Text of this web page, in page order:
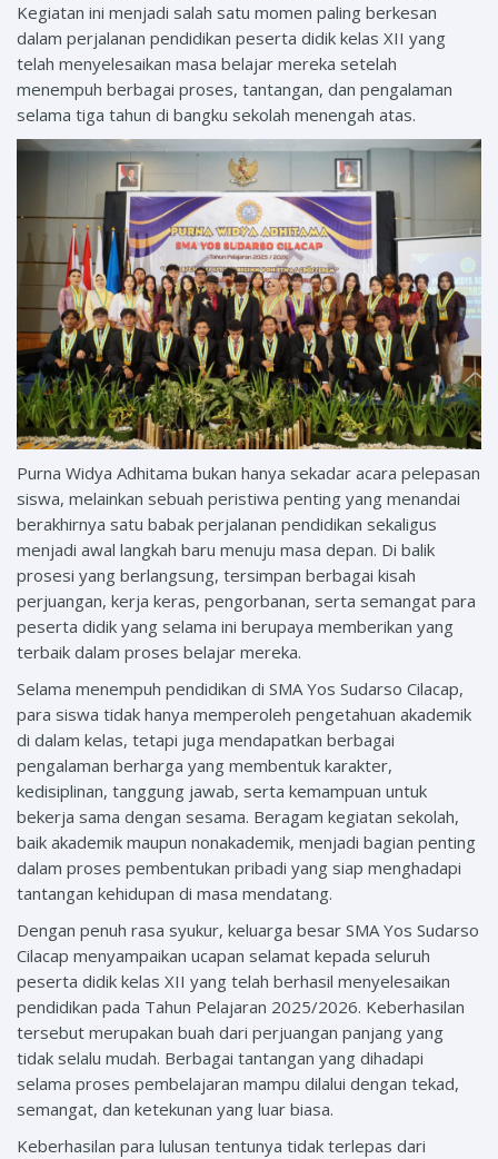
Kegiatan ini menjadi salah satu momen paling berkesan
dalam perjalanan pendidikan peserta didik kelas XII yang
telah menyelesaikan masa belajar mereka setelah
menempuh berbagai proses, tantangan, dan pengalaman
selama tiga tahun di bangku sekolah menengah atas.
Purna Widya Adhitama bukan hanya sekadar acara pelepasan
siswa, melainkan sebuah peristiwa penting yang menandai
berakhirnya satu babak perjalanan pendidikan sekaligus
menjadi awal langkah baru menuju masa depan. Di balik
prosesi yang berlangsung, tersimpan berbagai kisah
perjuangan, kerja keras, pengorbanan, serta semangat para
peserta didik yang selama ini berupaya memberikan yang
terbaik dalam proses belajar mereka.
Selama menempuh pendidikan di SMA Yos Sudarso Cilacap,
para siswa tidak hanya memperoleh pengetahuan akademik
di dalam kelas, tetapi juga mendapatkan berbagai
pengalaman berharga yang membentuk karakter,
kedisiplinan, tanggung jawab, serta kemampuan untuk
bekerja sama dengan sesama. Beragam kegiatan sekolah,
baik akademik maupun nonakademik, menjadi bagian penting
dalam proses pembentukan pribadi yang siap menghadapi
tantangan kehidupan di masa mendatang.
Dengan penuh rasa syukur, keluarga besar SMA Yos Sudarso
Cilacap menyampaikan ucapan selamat kepada seluruh
peserta didik kelas XII yang telah berhasil menyelesaikan
pendidikan pada Tahun Pelajaran 2025/2026. Keberhasilan
tersebut merupakan buah dari perjuangan panjang yang
tidak selalu mudah. Berbagai tantangan yang dihadapi
selama proses pembelajaran mampu dilalui dengan tekad,
semangat, dan ketekunan yang luar biasa.
Keberhasilan para lulusan tentunya tidak terlepas dari